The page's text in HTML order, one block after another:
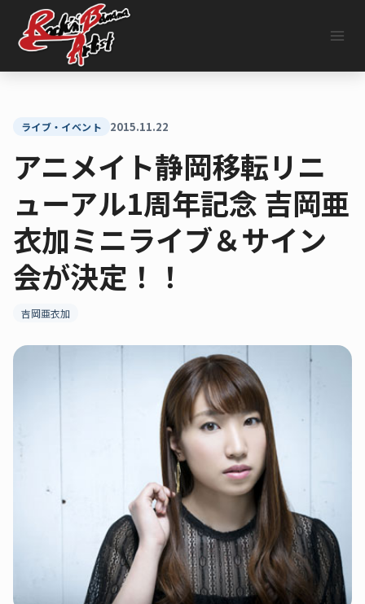
キ
ライブ・イベント 2015.11.22
アニメイト静岡移転リニ
ューアル1周年記念 吉岡亜
衣加ミニライブ＆サイン
会が決定！！
吉岡亜衣加